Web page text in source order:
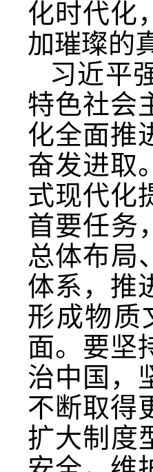
化时代化
加璀璨的
习近平
特色社会
化全面推
奋发进取
式现代化
首要任务
总体布局
体系，推
形成物质
面。要坚
治中国，
不断取得
扩大制度